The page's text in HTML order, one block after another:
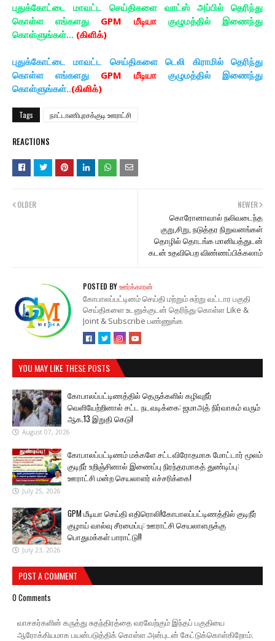
புதுக்கோட்டை மாவட்ட செய்திகளை வாட்ஸ் அப்பில் தெரிந்து
கொள்ள எங்களது GPM மீடியாகுழுமத்தில் இணைந்து
கொள்ளுங்கள்... (கிளிக்)
புதுக்கோட்டை மாவட்ட செய்திகளை டெலி கிராமில் தெரிந்து
கொள்ள எங்களது GPM மீடியாகுழுமத்தில் இணைந்து
கொள்ளுங்கள்..(கிளிக்)
Tags நாட்டாணிபுரசக்குடி ஊராட்சி
REACTIONS
NEWER
கொரோனாவால் நலிவடைந்த
குறு,சிறு, நடுத்தர நிறுவனங்கள்
தொழில் தொடங்க மானியத்துடன்
கடன் உதவிபெற விண்ணப்பிக்கலாம்
OLDER
POSTED BYஊர்க்காரன்
கோபாலப்பட்டினம் செய்தி மற்றும் சுற்று வட்டார பகுதி
செய்திகளை உடனுக்குடன் தெரிந்து கொள்ள Like &
Joint & Subscribe பண்ணுங்க
YOU MAY LIKE THESE POSTS
கோபாலப்பட்டிணத்தில் தெருக்களில் கழிவுநீர்
வெளியேற்றினால் சட்ட நடவடிக்கை: ஜமாஅத் நிர்வாகம் வரும்
ஆக.13 இறுதி கெடு!
August 07, 2026
கோபாலப்பட்டிணம் மக்களே சட்டவிரோதமாக மோட்டார் மூலம்
குடிநீர் உறிஞ்சினால் இணைப்பு நிரந்தரமாகத் துண்டிப்பு:
ஊராட்சி மன்ற செயலாளர் எச்சரிக்கை!
July 25, 2026
GPM மீடியா செய்தி எதிரொலி!கோபாலப்பட்டிணத்தில் குடிநீர்
குழாய் வால்வு சீரமைப்பு: ஊராட்சி செயலாளருக்கு
பொதுமக்கள் பாராட்டு!!
July 23, 2026
POST A COMMENT
0 Comments
வாசகர்களின் கருத்து சுதந்திரத்தை வரவேற்கும் இந்தப் பகுதியை
ஆரோக்கியமாக பயன்படுத்திக் கொள்ள அன்புடன் கேட்டுக்கொள்கிறோம்.